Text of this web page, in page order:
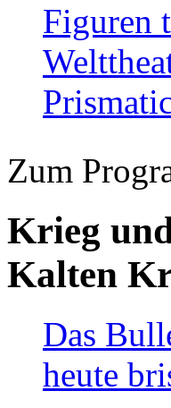
Figuren
Zum
Krieg
Kalten
Das
heute